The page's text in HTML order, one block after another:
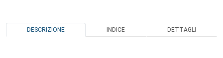
DESCRIZIONE INDICE DETTAGLI